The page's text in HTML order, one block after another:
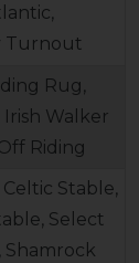
Turnout
Rug,
Irish Walker
Riding
Celtic Stable,
Select
Shamrock